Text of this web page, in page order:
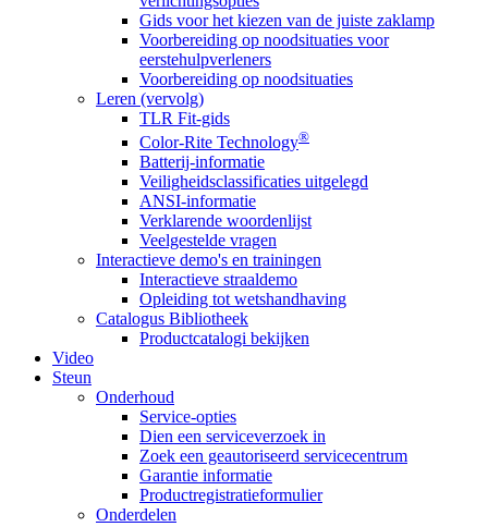
Gids voor het kiezen van de juiste zaklamp
Voorbereiding op noodsituaties voor
eerstehulpverleners
Voorbereiding op noodsituaties
Leren (vervolg)
TLR Fit-gids
Color-Rite Technology®
Batterij-informatie
Veiligheidsclassificaties uitgelegd
ANSI-informatie
Verklarende woordenlijst
Veelgestelde vragen
Interactieve demo's en trainingen
Interactieve straaldemo
Opleiding tot wetshandhaving
Catalogus Bibliotheek
Productcatalogi bekijken
Video
Steun
Onderhoud
Service-opties
Dien een serviceverzoek in
Zoek een geautoriseerd servicecentrum
Garantie informatie
Productregistratieformulier
Onderdelen